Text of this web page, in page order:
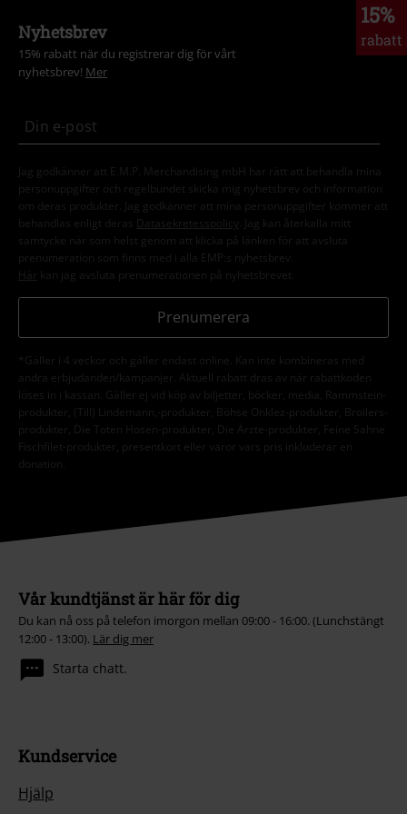
15%
rabatt
Nyhetsbrev
15% rabatt när du registrerar dig för vårt
nyhetsbrev! Mer
Jag godkänner att E.M.P. Merchandising mbH har rätt att behandla mina
personuppgifter och regelbundet skicka mig nyhetsbrev och information
om deras produkter. Jag godkänner att mina personuppgifter kommer att
behandlas enligt deras
Datasekretesspolicy
. Jag kan återkalla mitt
samtycke när som helst genom att klicka på länken för att avsluta
prenumeration som finns med i alla EMP:s nyhetsbrev.
Här kan jag avsluta prenumerationen på nyhetsbrevet.
Prenumerera
*Gäller i 4 veckor och gäller endast online. Kan inte kombineras med
andra erbjudanden/kampanjer. Aktuell rabatt dras av när rabattkoden
löses in i kassan. Gäller ej vid köp av biljetter, böcker, media, Rammstein-
produkter, (Till) Lindemann,-produkter, Böhse Onklez-produkter, Broilers-
produkter, Die Toten Hosen-produkter, Die Ärzte-produkter, Feine Sahne
Fischfilet-produkter, presentkort eller varor vars pris inkluderar en
donation.
Vår kundtjänst är här för dig
Du kan nå oss på telefon imorgon mellan 09:00 - 16:00. (Lunchstängt
12:00 - 13:00). Lär dig mer
Starta chatt.
Kundservice
Hjälp